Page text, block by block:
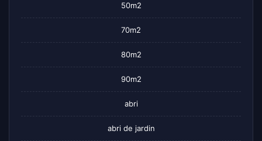
50m2
70m2
80m2
90m2
abri
abri de jardin